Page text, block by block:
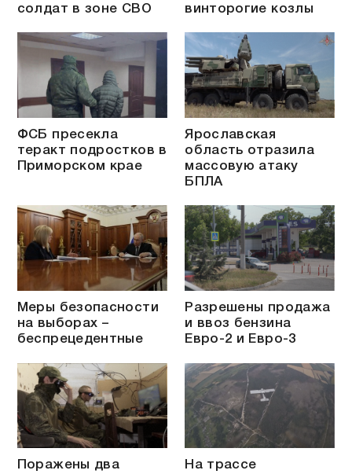
солдат в зоне СВО
винторогие козлы
ФСБ пресекла
теракт подростков в
Приморском крае
Ярославская
область отразила
массовую атаку
БПЛА
Меры безопасности
на выборах –
беспрецедентные
Разрешены продажа
и ввоз бензина
Евро-2 и Евро-3
Поражены два
На трассе